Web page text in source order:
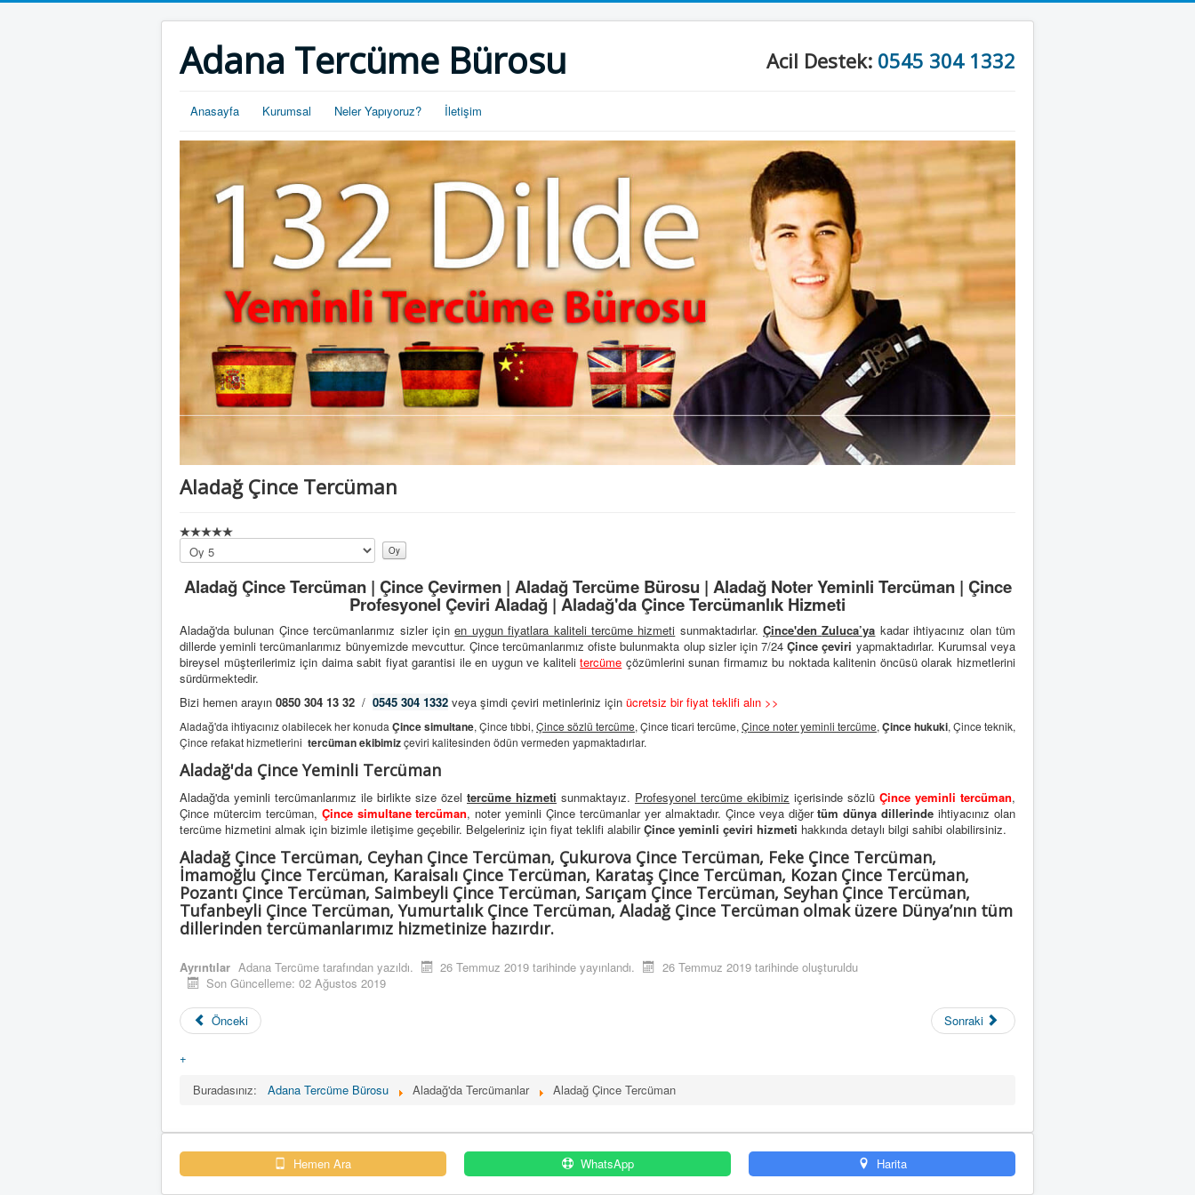
Adana Tercüme Bürosu Acil Destek: 0545 304 1332
Anasayfa Kurumsal Neler Yapıyoruz? İletişim
Aladağ Çince Tercüman
Lütfen
oylayın
Aladağ Çince Tercüman | Çince Çevirmen | Aladağ Tercüme Bürosu | Aladağ Noter Yeminli Tercüman | Çince
Profesyonel Çeviri Aladağ | Aladağ'da Çince Tercümanlık Hizmeti
Aladağ'da bulunan Çince tercümanlarımız sizler içinen uygun fiyatlara kaliteli tercüme hizmeti sunmaktadırlar.Çince'den Zuluca’ya kadar ihtiyacınız olan tüm
dillerde yeminli tercümanlarımız bünyemizde mevcuttur. Çince tercümanlarımız ofiste bulunmakta olup sizler için 7/24Çince çeviri yapmaktadırlar. Kurumsal veya
bireysel müşterilerimiz için daima sabit fiyat garantisi ile en uygun ve kalitelitercüme çözümlerini sunan firmamız bu noktada kalitenin öncüsü olarak hizmetlerini
sürdürmektedir.
Bizi hemen arayın 0850 304 13 32 / 0545 304 1332 veya şimdi çeviri metinleriniz için ücretsiz bir fiyat teklifi alın >>
Aladağ'da ihtiyacınız olabilecek her konudaÇince simultane, Çince tıbbi,Çince sözlü tercüme, Çince ticari tercüme,Çince noter yeminli tercüme,Çince hukuki, Çince teknik,
Çince refakat hizmetlerini tercüman ekibimizçeviri kalitesinden ödün vermeden yapmaktadırlar.
Aladağ'da Çince Yeminli Tercüman
Aladağ'da yeminli tercümanlarımız ile birlikte size özel tercüme hizmeti sunmaktayız. Profesyonel tercüme ekibimiz içerisinde sözlü Çince yeminli tercüman,
Çince mütercim tercüman, Çince simultane tercüman, noter yeminli Çince tercümanlar yer almaktadır. Çince veya diğertüm dünya dillerinde ihtiyacınız olan
tercüme hizmetini almak için bizimle iletişime geçebilir. Belgeleriniz için fiyat teklifi alabilirÇince yeminli çeviri hizmeti hakkında detaylı bilgi sahibi olabilirsiniz.
Aladağ Çince Tercüman, Ceyhan Çince Tercüman, Çukurova Çince Tercüman, Feke Çince Tercüman,
İmamoğlu Çince Tercüman, Karaisalı Çince Tercüman, Karataş Çince Tercüman, Kozan Çince Tercüman,
Pozantı Çince Tercüman, Saimbeyli Çince Tercüman, Sarıçam Çince Tercüman, Seyhan Çince Tercüman,
Tufanbeyli Çince Tercüman, Yumurtalık Çince Tercüman, Aladağ Çince Tercüman olmak üzere Dünya’nın tüm
dillerinden tercümanlarımız hizmetinize hazırdır.
Ayrıntılar Adana Tercüme tarafından yazıldı. 26 Temmuz 2019 tarihinde yayınlandı.
26 Temmuz 2019 tarihinde oluşturuldu
Son Güncelleme: 02 Ağustos 2019
Önceki Sonraki
+
Buradasınız:
Adana Tercüme Bürosu Aladağ'da Tercümanlar Aladağ Çince Tercüman
Hemen Ara WhatsApp Harita